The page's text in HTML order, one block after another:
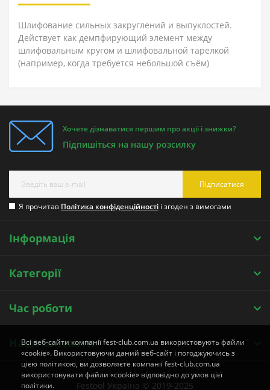
Шлифование сильных закруглений и выпуклостей.
Действует как демпфирующий элемент между
шлифовальным кругом и шлифовальной тарелкой
(например, когда требуется небольшой съём)
Хочете дізнаватися першим про акції і знижки?
Підпишіться на нашу розсилку
Підписатися
Я прочитав Політика конфіденційності і згоден з вимогами
Інформація
Категорії
Час роботи
Наші контакти
Festool УкраЇна © 2019-2025
Всі веб-сайти компанії fest-club.com.ua використовують файли
«cookie». Використовуючи даний веб-сайт і погоджуючись з
цією політикою, ви дозволяєте компанії fest-club.com.ua
використовувати файли «cookie» відповідно до умов цієї
політики.